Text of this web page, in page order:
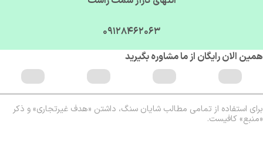
09128462063
الان رایگان از ما مشاوره بگیرید
استفاده از تمامی مطالب شایان سنگ، داشتن «هدف غیرتجاری» و ذکر
کافیست.